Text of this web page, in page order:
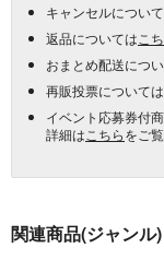
キャンセルについ
返品については こ
おまとめ配送につ
再販投票については
イベント応募券付
詳細は こちらをご
関連商品(ジャンル)